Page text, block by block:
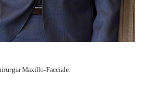
Maxillo‑Facciale.